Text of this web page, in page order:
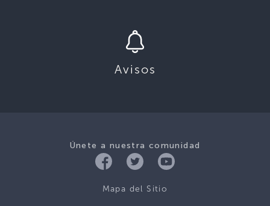
Avisos
Únete a nuestra comunidad
Mapa del Sitio